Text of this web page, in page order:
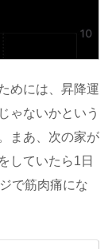
めには、昇降運
ゃないかという
まあ、次の家が
していたら1日
で筋肉痛にな